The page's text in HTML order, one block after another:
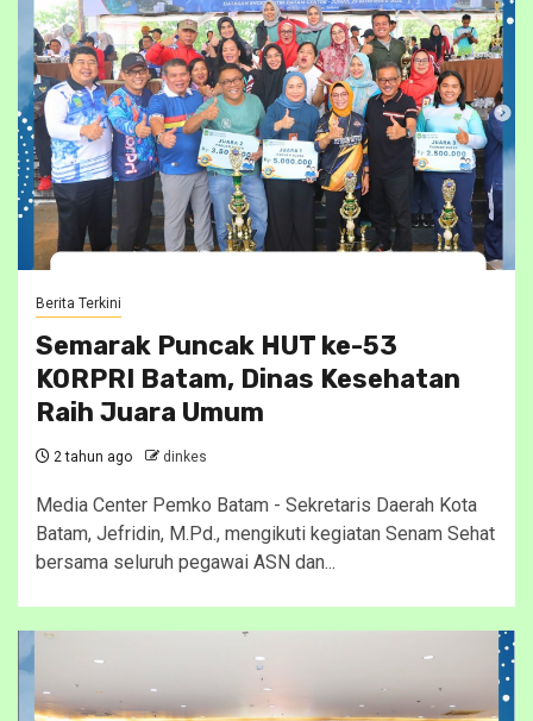
Berita Terkini
Semarak Puncak HUT ke-53
KORPRI Batam, Dinas Kesehatan
Raih Juara Umum
2 tahun ago dinkes
Media Center Pemko Batam - Sekretaris Daerah Kota
Batam, Jefridin, M.Pd., mengikuti kegiatan Senam Sehat
bersama seluruh pegawai ASN dan...